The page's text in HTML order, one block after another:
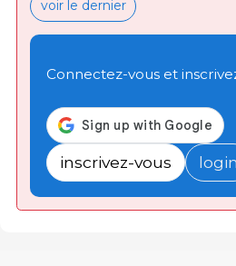
voir le dernier
Connectez-vous et
inscrivez-vous login